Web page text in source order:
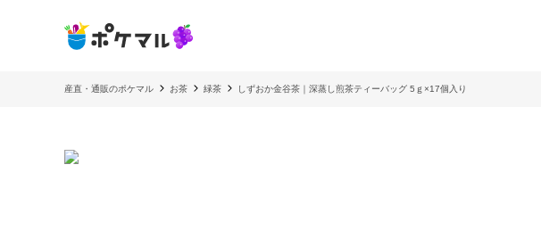
産直・通販のポケマル お茶 緑茶 しずおか金谷茶｜深蒸し煎茶ティーバッグ 5ｇ×17個入り